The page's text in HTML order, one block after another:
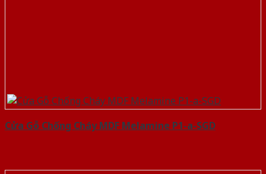
Cửa Gỗ Chống Cháy MDF Melamine P1-a-SGD